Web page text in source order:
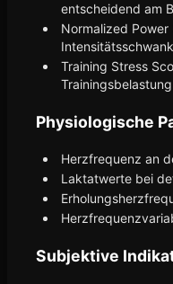
entscheidend am
Normalized
Training Stress
Trainingsbelastung
Physiologische
Herzfrequenz an
Laktatwerte bei
Subjektive